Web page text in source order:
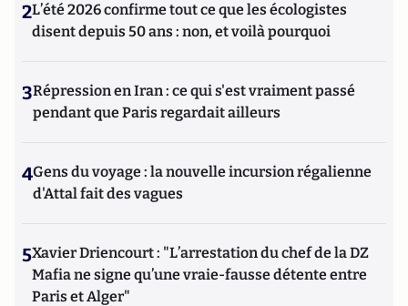
2L’été 2026 confirme tout ce que les écologistes
disent depuis 50 ans : non, et voilà pourquoi
3Répression en Iran : ce qui s'est vraiment passé
pendant que Paris regardait ailleurs
4Gens du voyage : la nouvelle incursion régalienne
d'Attal fait des vagues
5Xavier Driencourt : "L’arrestation du chef de la DZ
Mafia ne signe qu’une vraie-fausse détente entre
Paris et Alger"